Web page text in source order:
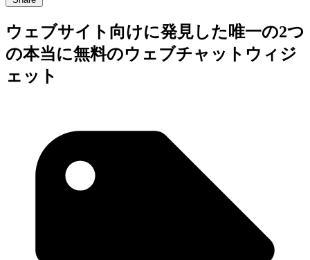
ウェブサイト向けに発見した唯一の2つ
の本当に無料のウェブチャットウィジ
ェット